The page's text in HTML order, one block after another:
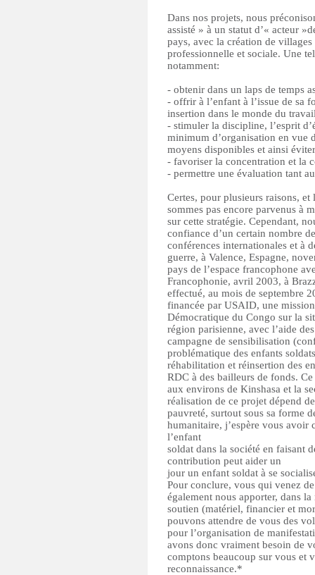
Dans nos projets, nous
assisté » à un statut d’« acteur
pays, avec la création de
professionnelle et sociale. Une
notamment:
- obtenir dans un laps de temps
- offrir à l’enfant à l’issue de sa
insertion dans le monde du
- stimuler la discipline, l’esprit
minimum d’organisation en vue
moyens disponibles et ainsi
- favoriser la concentration et la
- permettre une évaluation tant
Certes, pour plusieurs raisons, et
sommes pas encore parvenus à
sur cette stratégie. Cependant,
confiance d’un certain nombre
conférences internationales et à
guerre, à Valence, Espagne,
pays de l’espace francophone
Francophonie, avril 2003, à
effectué, au mois de septembre
financée par USAID, une
Démocratique du Congo sur la
région parisienne, avec l’aide
campagne de sensibilisation
problématique des enfants
réhabilitation et réinsertion des
RDC à des bailleurs de fonds.
aux environs de Kinshasa et la
réalisation de ce projet dépend
pauvreté, surtout sous sa forme
humanitaire, j’espère vous avoir
l’enfant
soldat dans la société en faisant
contribution peut aider un
jour un enfant soldat à se
Pour conclure, vous qui venez
également nous apporter, dans
soutien (matériel, financier et
pouvons attendre de vous des
pour l’organisation de
avons donc vraiment besoin de
comptons beaucoup sur vous et
reconnaissance.*